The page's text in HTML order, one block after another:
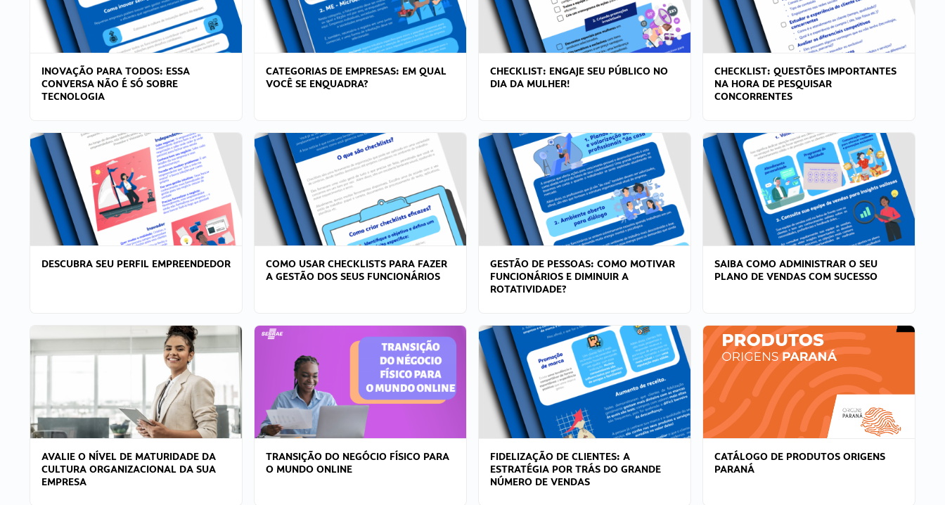
INOVAÇÃO PARA TODOS: ESSA
CONVERSA NÃO É SÓ SOBRE
TECNOLOGIA
CATEGORIAS DE EMPRESAS: EM QUAL
VOCÊ SE ENQUADRA?
CHECKLIST: ENGAJE SEU PÚBLICO NO
DIA DA MULHER!
CHECKLIST: QUESTÕES IMPORTANTES
NA HORA DE PESQUISAR
CONCORRENTES
DESCUBRA SEU PERFIL EMPREENDEDOR
COMO USAR CHECKLISTS PARA FAZER
A GESTÃO DOS SEUS FUNCIONÁRIOS
GESTÃO DE PESSOAS: COMO MOTIVAR
FUNCIONÁRIOS E DIMINUIR A
ROTATIVIDADE?
SAIBA COMO ADMINISTRAR O SEU
PLANO DE VENDAS COM SUCESSO
AVALIE O NÍVEL DE MATURIDADE DA
CULTURA ORGANIZACIONAL DA SUA
EMPRESA
TRANSIÇÃO DO NEGÓCIO FÍSICO PARA
O MUNDO ONLINE
FIDELIZAÇÃO DE CLIENTES: A
ESTRATÉGIA POR TRÁS DO GRANDE
NÚMERO DE VENDAS
CATÁLOGO DE PRODUTOS ORIGENS
PARANÁ